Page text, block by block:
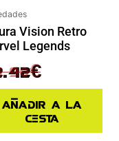
Vision Retro
Legends
€
€
Añadir a la
cesta